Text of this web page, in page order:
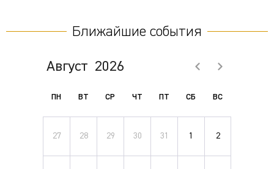
Ближайшие события
Август 2026
ПН ВТ СР ЧТ ПТ СБ ВС
27 28 29 30 31 1 2